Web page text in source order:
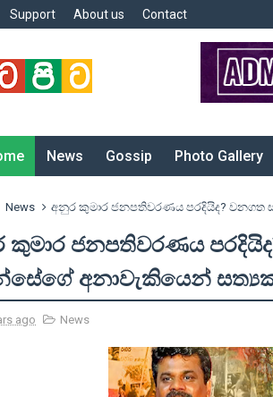
Support About us Contact
News Gossip Photo Gallery
News අනුර කුමාර ජනපතිවරණය පරදියිද? වනගත
කුමාර ජනපතිවරණය
අනාවැකියෙන්
ago News